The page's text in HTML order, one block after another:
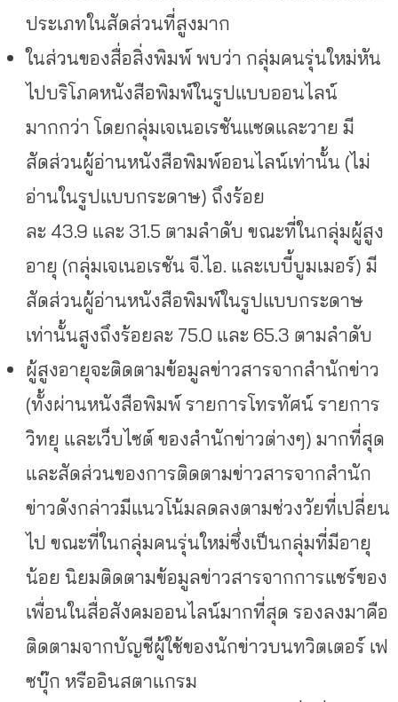
ประเภทในสัดส่วนที่สูงมาก
ในส่วนของสื่อสิ่งพิมพ์ พบว่า กลุ่มคนรุ่นใหม่หัน
ไปบริโภคหนังสือพิมพ์ในรูปแบบออนไลน์
มากกว่า โดยกลุ่มเจเนอเรชันแซดและวาย มี
สัดส่วนผู้อ่านหนังสือพิมพ์ออนไลน์เท่านั้น (ไม่
อ่านในรูปแบบกระดาษ) ถึงร้อย
ละ 43.9 และ 31.5 ตามลำดับ ขณะที่ในกลุ่มผู้สูง
อายุ (กลุ่มเจเนอเรชัน จี.ไอ. และเบบี้บูมเมอร์) มี
สัดส่วนผู้อ่านหนังสือพิมพ์ในรูปแบบกระดาษ
เท่านั้นสูงถึงร้อยละ 75.0 และ 65.3 ตามลำดับ
ผู้สูงอายุจะติดตามข้อมูลข่าวสารจากสำนักข่าว
(ทั้งผ่านหนังสือพิมพ์ รายการโทรทัศน์ รายการ
วิทยุ และเว็บไซต์ ของสำนักข่าวต่างๆ) มากที่สุด
และสัดส่วนของการติดตามข่าวสารจากสำนัก
ข่าวดังกล่าวมีแนวโน้มลดลงตามช่วงวัยที่เปลี่ยน
ไป ขณะที่ในกลุ่มคนรุ่นใหม่ซึ่งเป็นกลุ่มที่มีอายุ
น้อย นิยมติดตามข้อมูลข่าวสารจากการแชร์ของ
เพื่อนในสื่อสังคมออนไลน์มากที่สุด รองลงมาคือ
ติดตามจากบัญชีผู้ใช้ของนักข่าวบนทวิตเตอร์ เฟ
ซบุ๊ก หรืออินสตาแกรม